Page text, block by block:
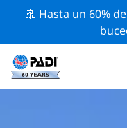
🚢 Hasta un 60%